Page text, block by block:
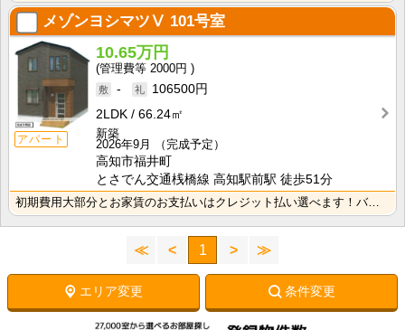
メゾンヨシマツⅤ 101号室
アパート
10.65万円
2000円
-
106500円
2LDK
66.24㎡
新築
2026年9月
（完成予定）
高知市福井町
とさでん交通桟橋線 高知駅前駅 徒歩51分
初期費用大部分とお家賃のお支払いはクレジット払い選べます！バス・トイレ別なので、ゆったり湯船に浸かれ･･･
≪ < 1 > ≫
エリア変更 条件変更